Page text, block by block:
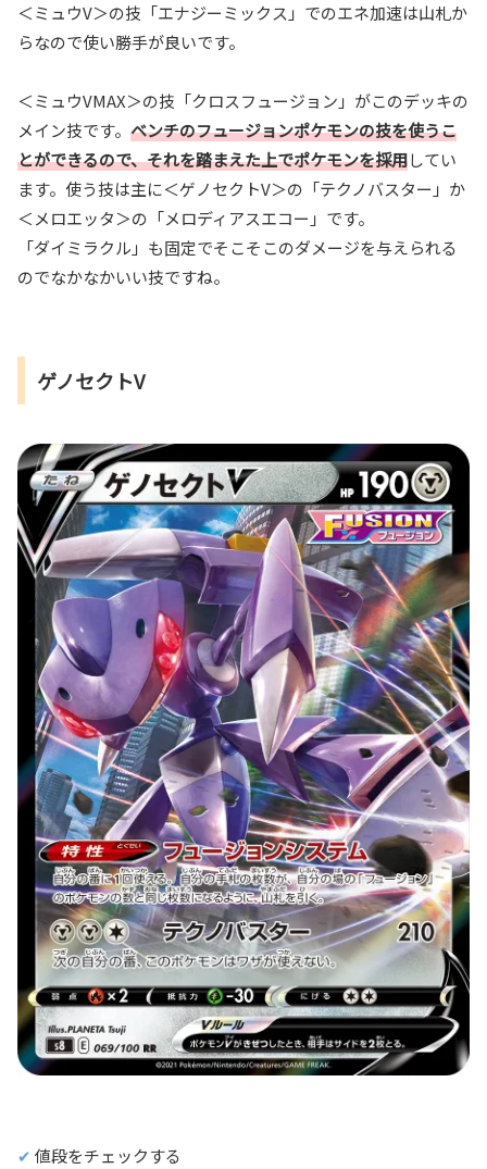
＜ミュウV＞の技「エナジーミックス」でのエネ加速は山札か
らなので使い勝手が良いです。
＜ミュウVMAX＞の技「クロスフュージョン」がこのデッキの
メイン技です。 ベンチのフュージョンポケモンの技を使うこ
とができるので、それを踏まえた上でポケモンを採用してい
ます。使う技は主に＜ゲノセクトV＞の「テクノバスター」か
＜メロエッタ＞の「メロディアスエコー」です。
「ダイミラクル」も固定でそこそこのダメージを与えられる
のでなかなかいい技ですね。
ゲノセクトV
値段をチェックする